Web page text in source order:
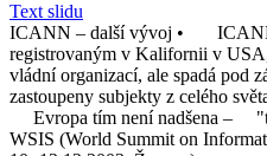
Text slidu
ICANN – další vývoj •
registrovaným v Kalifornii v
vládní organizací, ale spadá
zastoupeny subjekty z celého
Evropa tím není nadšena –
WSIS (World Summit on